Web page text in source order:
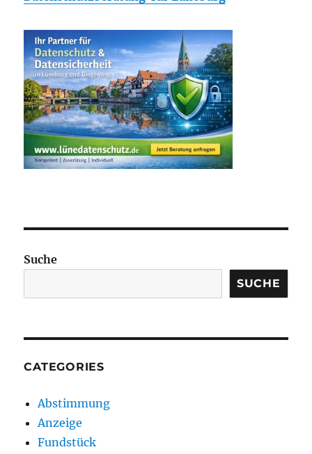
Suche
SUCHE
CATEGORIES
Abstimmung
Anzeige
Fundstück